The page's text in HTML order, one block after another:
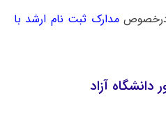
درخصوصمدارک ثبت نام ارشد با
دانشگاه آزاد